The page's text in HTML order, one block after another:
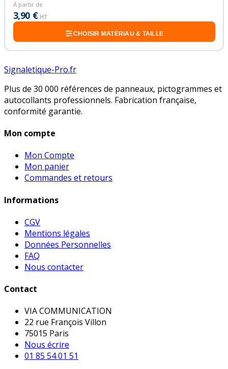
À partir de
3,90 € HT
CHOISIR MATÉRIAU & TAILLE
Signaletique-Pro.fr
Plus de 30 000 références de panneaux, pictogrammes et
autocollants professionnels. Fabrication française,
conformité garantie.
Mon compte
Mon Compte
Mon panier
Commandes et retours
Informations
CGV
Mentions légales
Données Personnelles
FAQ
Nous contacter
Contact
VIA COMMUNICATION
22 rue François Villon
75015 Paris
Nous écrire
01 85 54 01 51